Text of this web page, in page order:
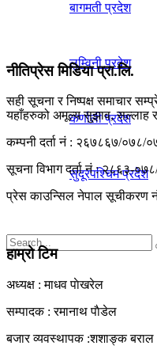
बागमती प्रदेश
लुम्विनी प्रदेश
कर्णाली प्रदेश
सुदूरपश्चिम प्रदेश
नीतिप्रेस मिडिया प्रा.लि.
सही सूचना र निष्पक्ष समाचार
यहाँहरुको अमूल्य सुझाव, सल्लाह र
कम्पनी दर्ता नं : २६७८६७/०७८/
सूचना विभाग दर्ता नं : २८६३-
प्रेस काउन्सिल नेपाल सूचीकरण
हाम्रो टिम
अध्यक्ष : माधव पाेखरेल
सम्पादक : रमानाथ पाैडेल
बजार व्यवस्थापक :शशाङ्क बराल